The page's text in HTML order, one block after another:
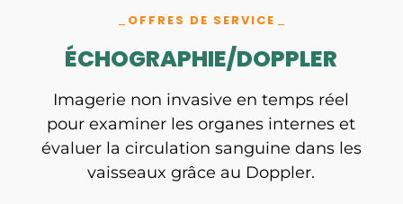
OFFRES DE SERVICE
ÉCHOGRAPHIE/DOPPLER
Imagerie non invasive en temps réel
pour examiner les organes internes et
évaluer la circulation sanguine dans les
vaisseaux grâce au Doppler.